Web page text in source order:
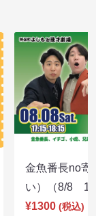
金魚番長no寄
い）（8/8
¥1300 (税込)